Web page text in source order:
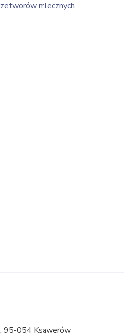
mlecznych
95-054 Ksawerów